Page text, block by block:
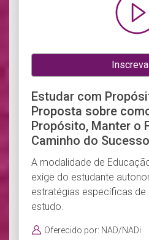
Estudar com
Proposta sobre
Propósito, Manter o
Caminho do
A modalidade de
exige do estudante
estratégias específicas de
estudo.
Oferecido por: NAD/NADi